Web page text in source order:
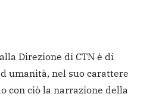
Direzione di CTN è di
umanità, nel suo carattere
con ciò la narrazione della